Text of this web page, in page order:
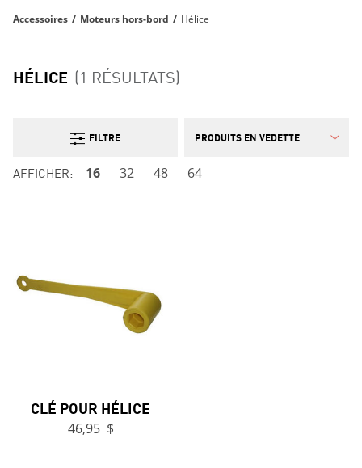
Accessoires / Moteurs hors-bord / Hélice
HÉLICE (1 RÉSULTATS)
FILTRE
AFFICHER: 16 32 48 64
CLÉ POUR HÉLICE
46,95 $